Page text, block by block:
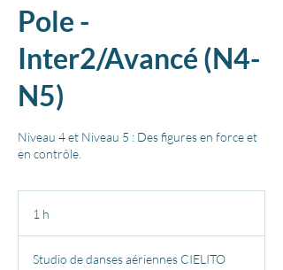
Pole -
Inter2/Avancé (N4-
N5)
Niveau 4 et Niveau 5 : Des figures en force et
en contrôle.
1 h
Studio de danses aériennes CIELITO